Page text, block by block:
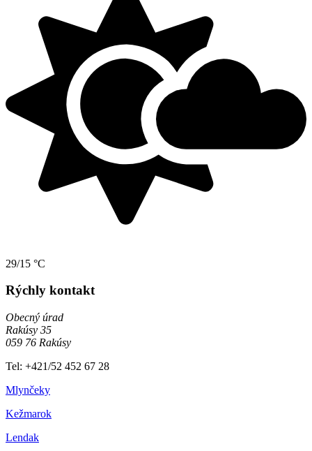
29/15 °C
Rýchly kontakt
Obecný úrad
Rakúsy 35
059 76 Rakúsy
Tel: +421/52 452 67 28
Mlynčeky
Kežmarok
Lendak